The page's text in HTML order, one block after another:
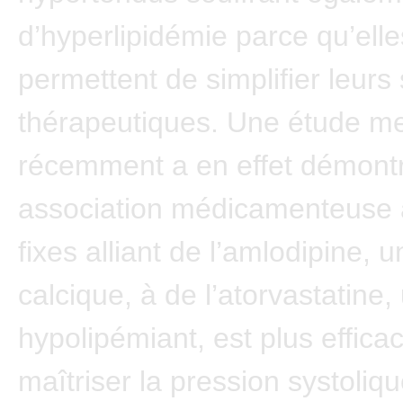
d’hyperlipidémie parce
permettent de simplifier leurs
thérapeutiques. Une étude
récemment a en effet
association médicamenteuse
fixes alliant de l’amlodipine,
calcique, à de
hypolipémiant, est plus
maîtriser la pression